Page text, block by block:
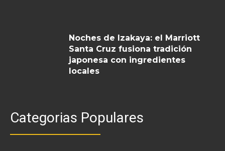
Noches de Izakaya: el Marriott
Santa Cruz fusiona tradición
japonesa con ingredientes
locales
Categorias Populares